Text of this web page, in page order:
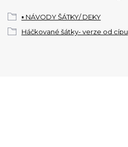
▪️ NÁVODY ŠÁTKY/ DEKY
Háčkované šátky- verze od cípu